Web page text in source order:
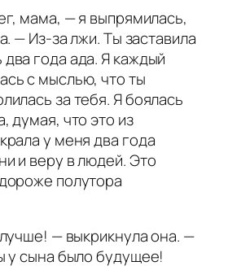
мама, — я выпрямилась,
— Из-за лжи. Ты заставила
года ада. Я каждый
с мыслью, что ты
за тебя. Я боялась
думая, что это из
у меня два года
и веру в людей. Это
полутора
— выкрикнула она. —
у сына было будущее!